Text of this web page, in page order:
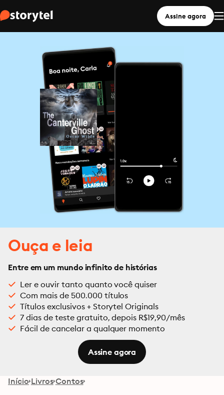
Assine agora
Ouça e leia
Entre em um mundo infinito de histórias
Ler e ouvir tanto quanto você quiser
Com mais de 500.000 títulos
Títulos exclusivos + Storytel Originals
7 dias de teste gratuito, depois R$19,90/mês
Fácil de cancelar a qualquer momento
Assine agora
Início Livros Contos